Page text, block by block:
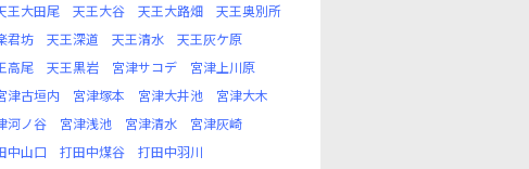
王大田尾 天王大谷 天王大路畑
天王奥別所
君坊 天王深道 天王清水
天王灰ケ原
高尾 天王黒岩 宮津サコデ
宮津上川原
津古垣内 宮津塚本 宮津大井池
宮津大木
河ノ谷 宮津浅池 宮津清水
宮津灰崎
中山口 打田中煤谷
打田中羽川